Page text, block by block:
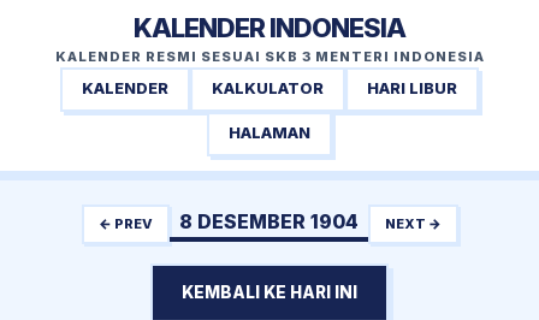
KALENDER INDONESIA
KALENDER RESMI SESUAI SKB 3 MENTERI INDONESIA
KALENDER KALKULATOR HARI LIBUR
HALAMAN
← PREV 8 DESEMBER 1904 NEXT →
KEMBALI KE HARI INI